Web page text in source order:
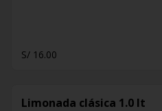
S/ 16.00
Limonada clásica 1.0 lt